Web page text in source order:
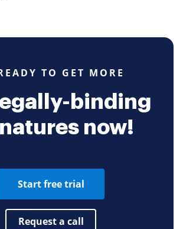
TO GET MORE
binding
now!
Start free trial
Request a call